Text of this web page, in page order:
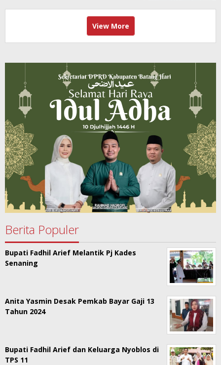
View More
Berita Populer
Bupati Fadhil Arief Melantik Pj Kades
Senaning
Anita Yasmin Desak Pemkab Bayar Gaji 13
Tahun 2024
Bupati Fadhil Arief dan Keluarga Nyoblos di
TPS 11